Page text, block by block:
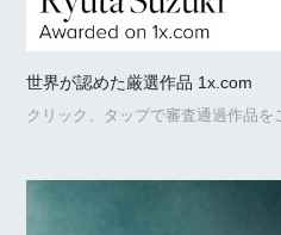
世界が認めた厳選作品 1x.com
クリック、タップで審査通過作品を